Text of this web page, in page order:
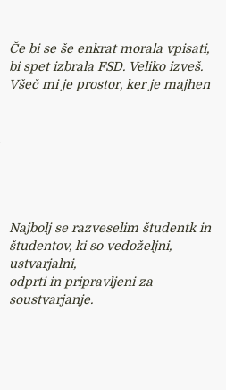
Če bi se še enkrat morala vpisati,
bi spet izbrala FSD. Veliko izveš.
Všeč mi je prostor, ker je majhen
Najbolj se razveselim študentk in
študentov, ki so vedoželjni,
ustvarjalni,
odprti in pripravljeni za
soustvarjanje.